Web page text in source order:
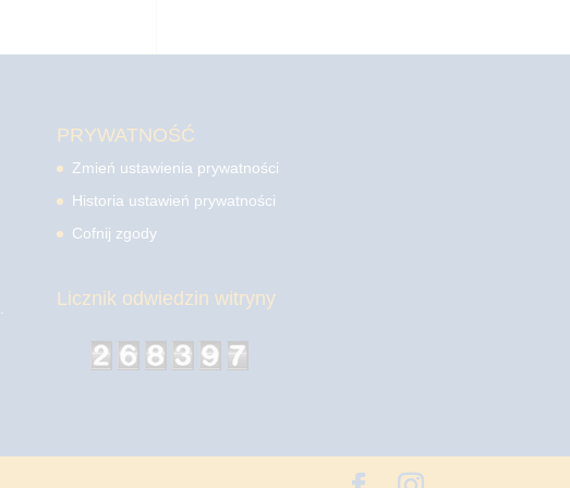
PRYWATNOŚĆ
Zmień ustawienia prywatności
Historia ustawień prywatności
Cofnij zgody
Licznik odwiedzin witryny